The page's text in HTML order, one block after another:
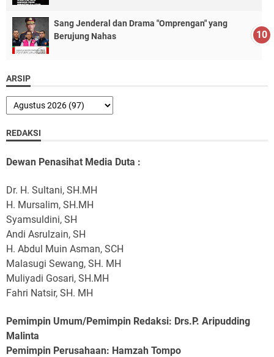
Sang Jenderal dan Drama "Omprengan" yang
Berujung Nahas
ARSIP
REDAKSI
Dewan Penasihat Media Duta :
Dr. H. Sultani, SH.MH
H. Mursalim, SH.MH
Syamsuldini, SH
Andi Asrulzain, SH
H. Abdul Muin Asman, SCH
Malasugi Sewang, SH. MH
Muliyadi Gosari, SH.MH
Fahri Natsir, SH. MH
Pemimpin Umum/Pemimpin Redaksi: Drs.P. Aripudding
Malinta
Pemimpin Perusahaan: Hamzah Tompo